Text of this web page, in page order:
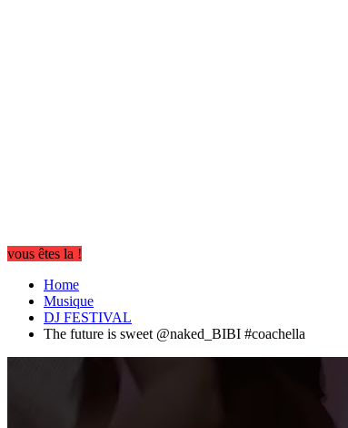
vous êtes la !
Home
Musique
DJ FESTIVAL
The future is sweet @naked_BIBI #coachella